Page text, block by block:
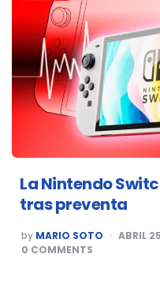
La Nintendo
tras preventa
POSTED
BY
by MARIO SOTO ABRIL
0 COMMENTS